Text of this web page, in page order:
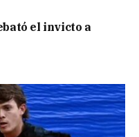
el invicto a